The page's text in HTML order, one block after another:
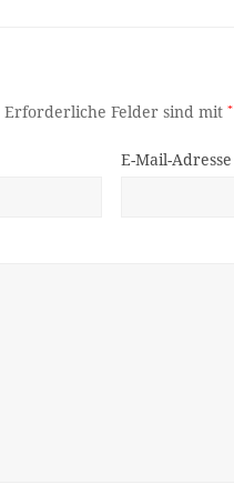
Erforderliche Felder sind mit*
E-Mail-Adresse